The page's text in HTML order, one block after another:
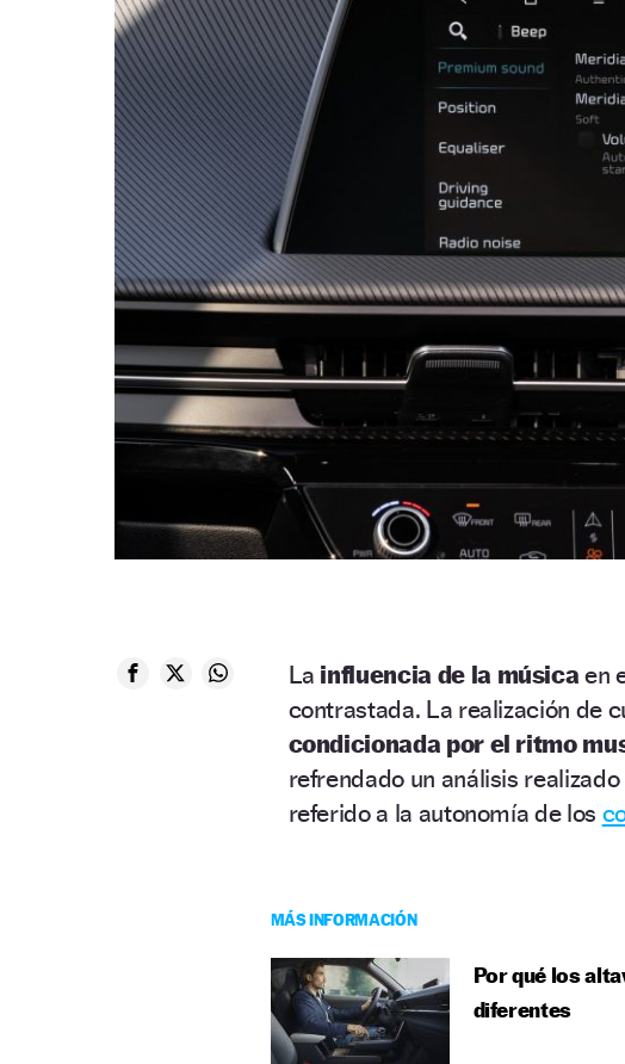
La influencia de la músicaen
contrastada. La realización de
condicionada por el ritmo
refrendado un análisis
referido a la autonomía de los
MÁS INFORMACIÓN
Por qué los
diferentes